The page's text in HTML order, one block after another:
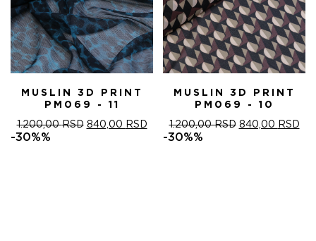
MUSLIN 3D PRINT
PM069 - 11
1.200,00RSD ОРИГИНАЛНА
840,00 RSDТРЕНУТНА
ЦЕНА
-30%%
MUSLIN 3D PRINT
PM069 - 10
1.200,00RSD ОРИГИНАЛНА
840,00 RSD
-30%%